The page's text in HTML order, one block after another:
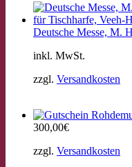
Deutsche Messe, M.
inkl. MwSt.
zzgl. Versandkosten
300,00€
zzgl. Versandkosten